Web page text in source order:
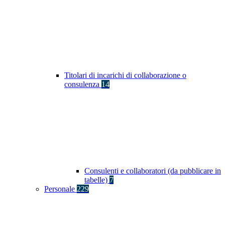
Titolari di incarichi di collaborazione o
consulenza 14
Consulenti e collaboratori (da pubblicare in
tabelle) 7
Personale 229